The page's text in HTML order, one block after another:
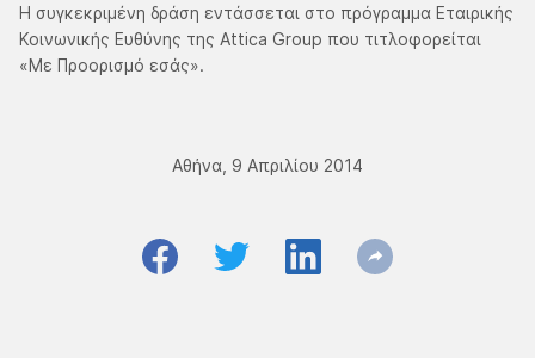
Η συγκεκριμένη δράση εντάσσεται στο πρόγραμμα Εταιρικής
Κοινωνικής Ευθύνης της Attica Group που τιτλοφορείται
«Με Προορισμό εσάς».
Αθήνα, 9 Απριλίου 2014